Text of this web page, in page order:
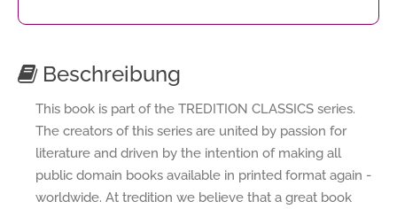
Beschreibung
This book is part of the TREDITION CLASSICS series.
The creators of this series are united by passion for
literature and driven by the intention of making all
public domain books available in printed format again -
worldwide. At tredition we believe that a great book